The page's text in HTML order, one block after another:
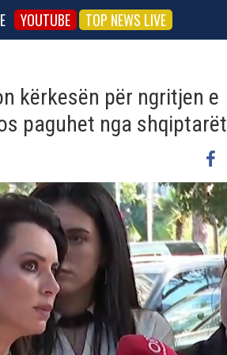
YOUTUBE TOP NEWS LIVE
kërkesën për ngritjen e
paguhet nga shqiptarët